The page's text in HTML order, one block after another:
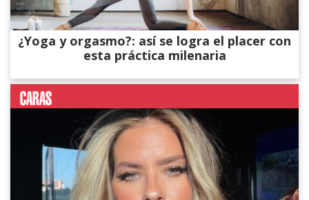
¿Yoga y orgasmo?: así se logra el placer con
esta práctica milenaria